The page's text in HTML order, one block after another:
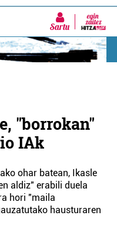
Sartu
"borrokan"
IAk
ohar batean, Ikasle
aldiz" erabili duela
hori "maila
hausturaren